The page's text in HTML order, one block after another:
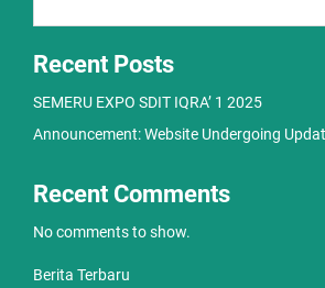
Recent Posts
SEMERU EXPO SDIT IQRA’ 1 2025
Announcement: Website Undergoing
Recent Comments
No comments to show.
Berita Terbaru